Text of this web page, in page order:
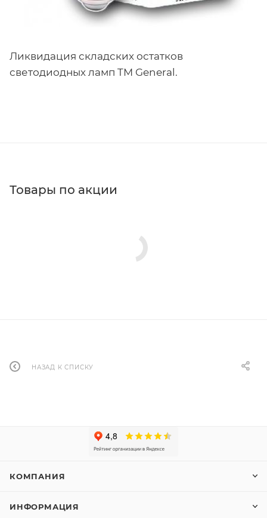
Ликвидация складских остатков
светодиодных ламп TM General.
Товары по акции
НАЗАД К СПИСКУ
КОМПАНИЯ
ИНФОРМАЦИЯ